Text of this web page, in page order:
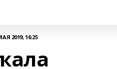
2019, 16:25